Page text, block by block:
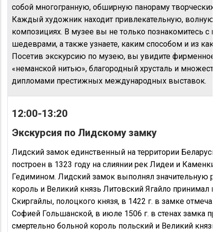
собой многогранную, обширную панораму творческих
Каждый художник находит привлекательную,
композициях. В музее вы не только познакомитесь с
шедеврами, а также узнаете, каким способом и из
Посетив экскурсию по музею, вы увидите фирменное
«неманской нитью», благородный хрусталь и
дипломами престижных международных выставок.
12:00-13:20
Экскурсия по Лидскому замку
Лидский замок единственный на территории
построен в 1323 году на слиянии рек Лидеи и
Гедимином. Лидский замок выполнял значительную
король и Великий князь Литовский Ягайло принимал в
Скиргайлы, полоцкого князя, в 1422 г. в замке
Софией Гольшанской, в июле 1506 г. в стенах замка
смертельно больной король польский и Великий князь